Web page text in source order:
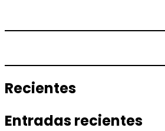
Recientes
Entradas recientes